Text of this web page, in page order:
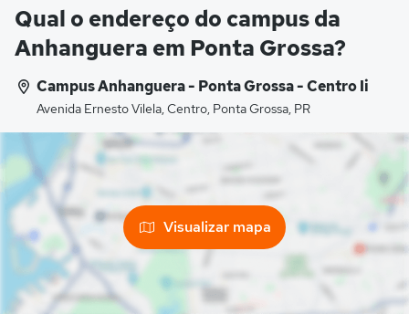
Qual o endereço do campus da
Anhanguera em Ponta Grossa?
Campus Anhanguera - Ponta Grossa - Centro Ii
Avenida Ernesto Vilela, Centro, Ponta Grossa, PR
Visualizar mapa